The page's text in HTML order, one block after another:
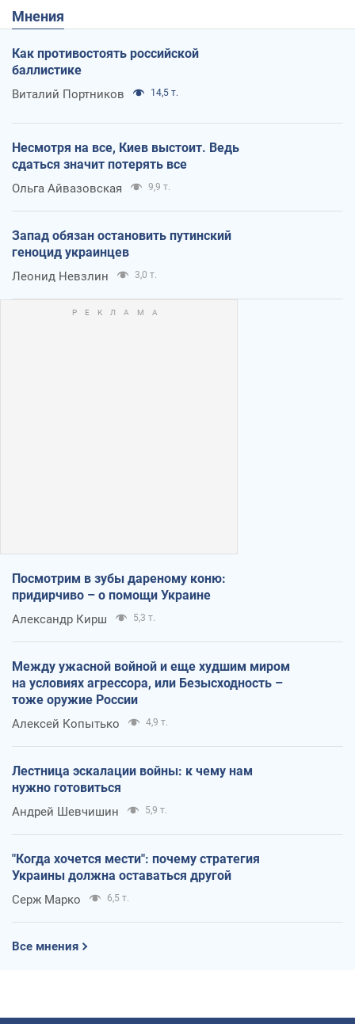
Мнения
Как противостоять российской
баллистике
Виталий Портников 14,5 т.
Несмотря на все, Киев выстоит. Ведь
сдаться значит потерять все
Ольга Айвазовская 9,9 т.
Запад обязан остановить путинский
геноцид украинцев
Леонид Невзлин 3,0 т.
Посмотрим в зубы дареному коню:
придирчиво – о помощи Украине
Александр Кирш 5,3 т.
Между ужасной войной и еще худшим миром
на условиях агрессора, или Безысходность –
тоже оружие России
Алексей Копытько 4,9 т.
Лестница эскалации войны: к чему нам
нужно готовиться
Андрей Шевчишин 5,9 т.
"Когда хочется мести": почему стратегия
Украины должна оставаться другой
Серж Марко 6,5 т.
Все мнения